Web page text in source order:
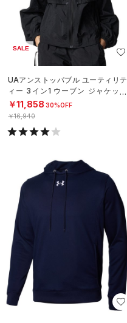
SALE
UAアンストッパブル ユーティリテ
ィー 3イン1 ウーブン ジャケット
（ライフスタイル/WOMEN）
￥11,858 30%OFF
￥16,940